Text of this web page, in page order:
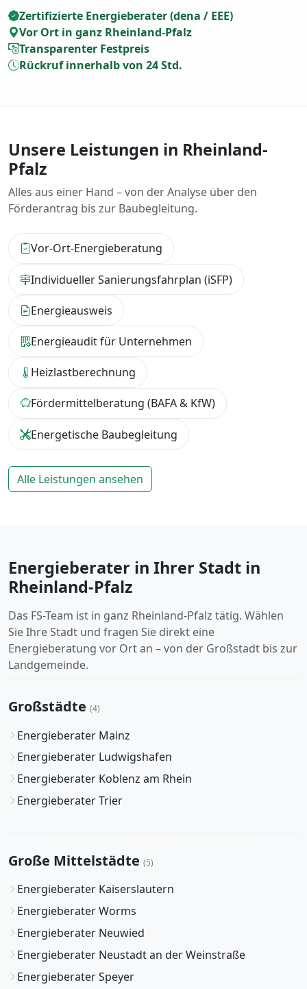
Zertifizierte Energieberater (dena / EEE)
Vor Ort in ganz Rheinland-Pfalz
Transparenter Festpreis
Rückruf innerhalb von 24 Std.
Unsere Leistungen in Rheinland-
Pfalz
Alles aus einer Hand – von der Analyse über den
Förderantrag bis zur Baubegleitung.
Vor-Ort-Energieberatung
Individueller Sanierungsfahrplan (iSFP)
Energieausweis
Energieaudit für Unternehmen
Heizlastberechnung
Fördermittelberatung (BAFA & KfW)
Energetische Baubegleitung
Alle Leistungen ansehen
Energieberater in Ihrer Stadt in
Rheinland-Pfalz
Das FS-Team ist in ganz Rheinland-Pfalz tätig. Wählen
Sie Ihre Stadt und fragen Sie direkt eine
Energieberatung vor Ort an – von der Großstadt bis zur
Landgemeinde.
Großstädte (4)
Energieberater Mainz
Energieberater Ludwigshafen
Energieberater Koblenz am Rhein
Energieberater Trier
Große Mittelstädte (5)
Energieberater Kaiserslautern
Energieberater Worms
Energieberater Neuwied
Energieberater Neustadt an der Weinstraße
Energieberater Speyer